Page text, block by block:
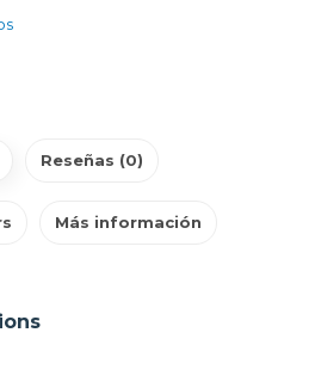
Reseñas (0)
Más información